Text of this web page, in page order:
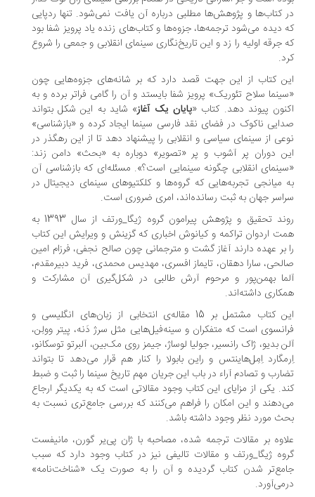
کتاب‌ها و پژوهش‌ها مطلبی درباره‌ آن یافت نمی‌شود. تنها ردپایی
دیده می‌شود ترجمه‌ها، جزوه‌ها و کتاب‌های زنده یاد پرویز شفا بود
جرقه اولیه را زد و این تاریخ‌نگاری سینمای انقلابی و جمعی را شروع
کتاب از این جهت قصد دارد که بر شانه‌های جزوه‌هایی چون
سلاح تئوریک» پرویز شفا بایستد و آن را گامی فراتر برده و به
پیوند دهد. کتاب «پایان یک آغاز» شاید به این شکل بتواند
ناکوک در فضای نقد فارسی سینما ایجاد کرده و «بازشناسی»
از سینمای سیاسی و انقلابی را پیشنهاد دهد تا از این رهگذر در
دوران پر آشوب و پر «تصویر» دوباره به «بحث» دامن زند:
انقلابی چگونه سینمایی است؟». مسئله‌ای که بازشناسی آن
میانجی تجربه‌هایی که گروه‌ها و کلکتیوهای سینمای دیجیتال در
جهان به ثبت رسانده‌اند، امری ضروری است.
روند تحقیق و پژوهش پیرامون گروه ژیگا_ورتف از سال 1393 به
اردوان تراکمه و کیانوش اخباری که گزینش و ویرایش این کتاب
بر عهده دارند آغاز گشت و مترجمانی چون صالح نجفی، فرزام امین
سارا دهقان، تایماز افسری، مهدیس محمدی، فرید دبیرمقدم،
بهمن‌پور و مرحوم آرش طالبی در شکل‌گیری آن مشارکت و
داشته‌اند.
این کتاب مشتمل بر 15 مقاله‌ی انتخابی از زبان‌های انگلیسی و
است که متفکران و سینه‌فیل‌هایی مثل سرژ دَنه، پیتر وولِن،
بدیو، ژاک رانسیر، جولیا لوساژ، جیمز روی مک‌بین، آلبرتو توسکانو،
اِمِل‌هاینتس و راین بابولا را کنار هم قرار می‌دهد تا بتواند
و تصادم آراء در باب این جریان مهم تاریخ سینما را ثبت و ضبط
یکی از مزایای این کتاب وجود مقالاتی است که به یکدیگر ارجاع
و این امکان را فراهم می‌کنند که بررسی جامع‌تری نسبت به
مورد نظر وجود داشته باشد.
بر مقالات ترجمه‌ شده، مصاحبه با ژان پی‌یر گورن، مانیفست
ژیگا_ورتف و مقالات تالیفی نیز در کتاب وجود دارد که سبب
جامع‌‎تر شدن کتاب گردیده و آن را به صورت یک «شناخت‌نامه»